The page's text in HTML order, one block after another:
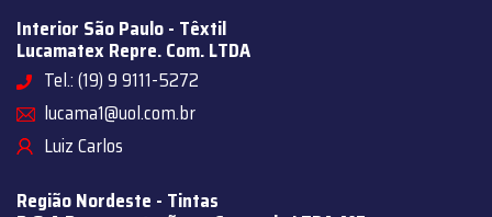
Interior São Paulo - Têxtil
Lucamatex Repre. Com. LTDA
Tel.: (19) 9 9111-5272
lucama1@uol.com.br
Luiz Carlos
Região Nordeste - Tintas